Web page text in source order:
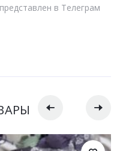
в Телеграм